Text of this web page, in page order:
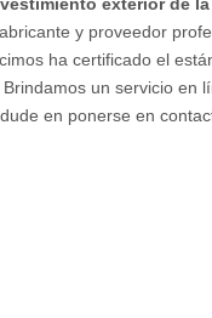
y proveedor
ha certificado el
un servicio
dude en ponerse en